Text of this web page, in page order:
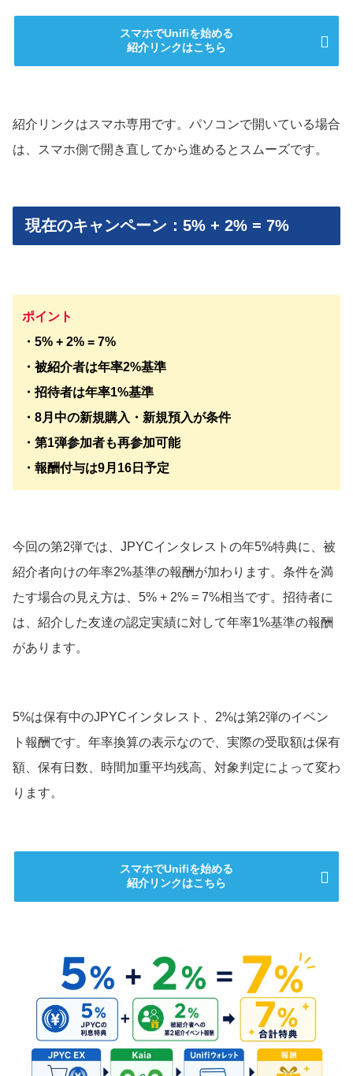
スマホでUnifiを始める
紹介リンクはこちら
紹介リンクはスマホ専用です。パソコンで開いている場合
は、スマホ側で開き直してから進めるとスムーズです。
現在のキャンペーン：5% + 2% = 7%
ポイント
・5% + 2% = 7%
・被紹介者は年率2%基準
・招待者は年率1%基準
・8月中の新規購入・新規預入が条件
・第1弾参加者も再参加可能
・報酬付与は9月16日予定
今回の第2弾では、JPYCインタレストの年5%特典に、被
紹介者向けの年率2%基準の報酬が加わります。条件を満
たす場合の見え方は、5% + 2% = 7%相当です。招待者に
は、紹介した友達の認定実績に対して年率1%基準の報酬
があります。
5%は保有中のJPYCインタレスト、2%は第2弾のイベン
ト報酬です。年率換算の表示なので、実際の受取額は保有
額、保有日数、時間加重平均残高、対象判定によって変わ
ります。
スマホでUnifiを始める
紹介リンクはこちら